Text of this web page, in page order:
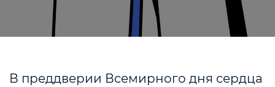
В преддверии Всемирного дня сердца